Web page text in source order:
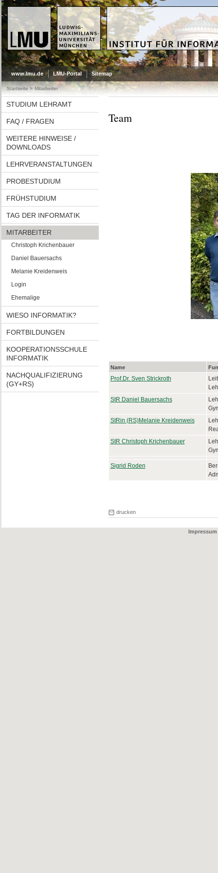
LMU - LUDWIG-MAXIMILIANS-
UNIVERSITÄT MÜNCHEN
UNIVERSITÄT MÜNCHEN - DIDAKTIK
www.lmu.de LMU-Portal Sitemap
Startseite /Mitarbeiter
STUDIUM LEHRAMT
FAQ / FRAGEN
WEITERE HINWEISE /
DOWNLOADS
LEHRVERANSTALTUNGEN
PROBESTUDIUM
FRÜHSTUDIUM
TAG DER INFORMATIK
MITARBEITER
Christoph Krichenbauer
Daniel Bauersachs
Melanie Kreidenweis
Login
Ehemalige
WIESO INFORMATIK?
FORTBILDUNGEN
KOOPERATIONSSCHULE
INFORMATIK
NACHQUALIFIZIERUNG
(GY+RS)
Team
Name
Prof.Dr. Sven Strickroth
StR Daniel Bauersachs
StRin (RS)Melanie Kreidenweis
StR Christoph Krichenbauer
Sigrid Roden
drucken
Impressum